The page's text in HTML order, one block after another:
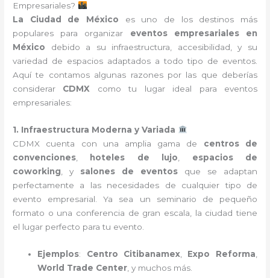
Empresariales?
La Ciudad de México es uno de los destinos más
populares para organizar eventos empresariales en
México debido a su infraestructura, accesibilidad, y su
variedad de espacios adaptados a todo tipo de eventos.
Aquí te contamos algunas razones por las que deberías
considerar CDMX como tu lugar ideal para eventos
empresariales:
1. Infraestructura Moderna y Variada
CDMX cuenta con una amplia gama de centros de
convenciones
hoteles de lujo
espacios de
coworking , y salones de eventos que se adaptan
perfectamente a las necesidades de cualquier tipo de
evento empresarial. Ya sea un seminario de pequeño
formato o una conferencia de gran escala, la ciudad tiene
el lugar perfecto para tu evento.
Ejemplos: Centro Citibanamex Expo Reforma
World Trade Center , y muchos más.